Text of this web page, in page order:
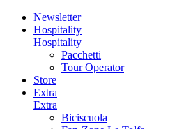
Newsletter
Hospitality
Hospitality
Pacchetti
Tour Operator
Store
Extra
Extra
Biciscuola